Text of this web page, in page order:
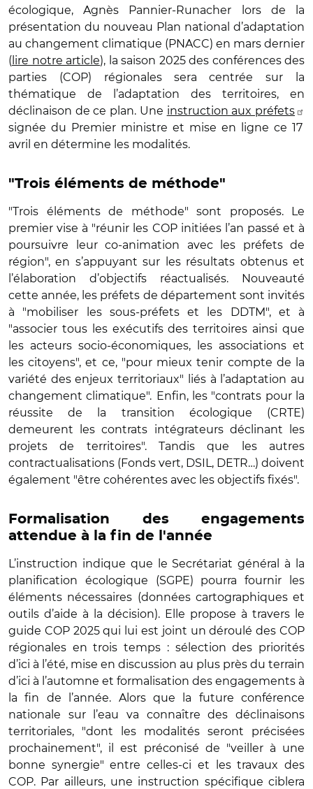
écologique, Agnès Pannier-Runacher lors de la
présentation du nouveau Plan national d’adaptation
au changement climatique (PNACC) en mars dernier
( lire notre article), la saison 2025 des conférences des
parties (COP) régionales sera centrée sur la
thématique de l’adaptation des territoires, en
déclinaison de ce plan. Une instruction aux préfets
signée du Premier ministre et mise en ligne ce 17
avril en détermine les modalités.
"Trois éléments de méthode"
"Trois éléments de méthode" sont proposés. Le
premier vise à "réunir les COP initiées l’an passé et à
poursuivre leur co-animation avec les préfets de
région", en s’appuyant sur les résultats obtenus et
l’élaboration d’objectifs réactualisés. Nouveauté
cette année, les préfets de département sont invités
à "mobiliser les sous-préfets et les DDTM", et à
"associer tous les exécutifs des territoires ainsi que
les acteurs socio-économiques, les associations et
les citoyens", et ce, "pour mieux tenir compte de la
variété des enjeux territoriaux" liés à l’adaptation au
changement climatique". Enfin, les "contrats pour la
réussite de la transition écologique (CRTE)
demeurent les contrats intégrateurs déclinant les
projets de territoires". Tandis que les autres
contractualisations (Fonds vert, DSIL, DETR…) doivent
également "être cohérentes avec les objectifs fixés".
Formalisation des engagements
attendue à la fin de l'année
L’instruction indique que le Secrétariat général à la
planification écologique (SGPE) pourra fournir les
éléments nécessaires (données cartographiques et
outils d’aide à la décision). Elle propose à travers le
guide COP 2025 qui lui est joint un déroulé des COP
régionales en trois temps : sélection des priorités
d’ici à l’été, mise en discussion au plus près du terrain
d’ici à l’automne et formalisation des engagements à
la fin de l’année. Alors que la future conférence
nationale sur l’eau va connaître des déclinaisons
territoriales, "dont les modalités seront précisées
prochainement", il est préconisé de "veiller à une
bonne synergie" entre celles-ci et les travaux des
COP. Par ailleurs, une instruction spécifique ciblera